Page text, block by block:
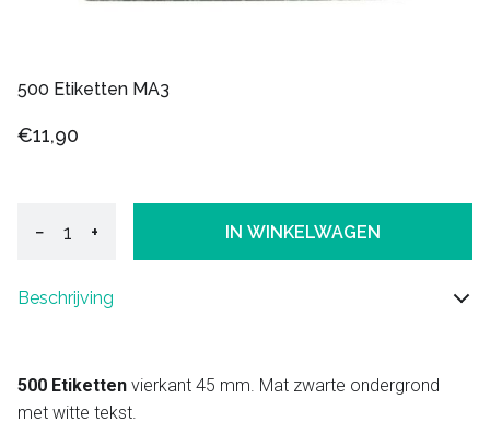
500 Etiketten MA3
€11,90
− + IN WINKELWAGEN
Beschrijving
500 Etiketten vierkant 45 mm. Mat zwarte ondergrond
met witte tekst.